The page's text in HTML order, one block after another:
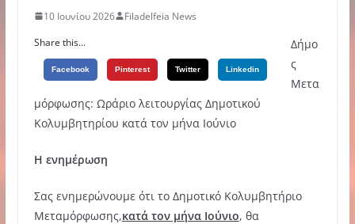
10 Ιουνίου 2026
Filadelfeia News
Share this...
Facebook Pinterest Twitter Linkedin
Δήμο
ς
Μετα
μόρφωσης: Ωράριο λειτουργίας Δημοτικού
Κολυμβητηρίου κατά τον μήνα Ιούνιο
Η ενημέρωση
Σας ενημερώνουμε ότι το Δημοτικό Κολυμβητήριο
Μεταμόρφωσης,κατά τον μήνα Ιούνιο, θα